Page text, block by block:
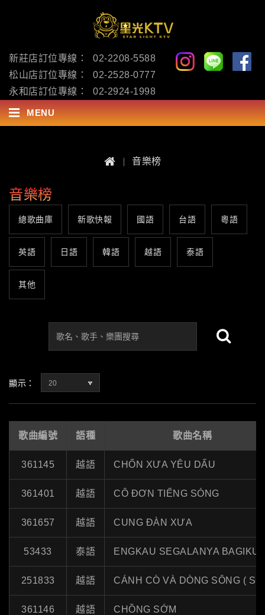
新莊店訂位專線：
02-2208-5588
松山店訂位專線：
02-2528-0777
永和店訂位專線：
02-2924-1998
MENU
音樂榜
音樂榜
總歌曲庫 新歌快報 國語 台語 粵語
英語 日語 韓語 越語 泰語
其他
顯示： 20
歌曲編號 語種 歌曲名稱
361145 越語 CHỐN XƯA YÊU DẤU
361401 越語 CÔ ĐƠN TIẾNG SÓNG
361657 越語 CUNG ĐÀN XƯA
53433 泰語 ENGKAU SEGALANYA BAGIKU
251833 越語 CÁNH CÒ VÀ DÒNG SÔNG ( SC
361146 越語 CHỒNG SỚM